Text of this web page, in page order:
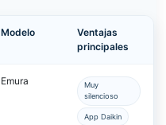
Modelo
Ventajas
principales
Emura
Muy
silencioso
App Daikin